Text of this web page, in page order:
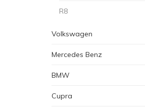
R8
Volkswagen
Mercedes Benz
BMW
Cupra